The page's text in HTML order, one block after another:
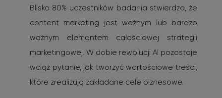
Blisko 80% uczestników badania stwierdza, że
content marketing jest ważnym lub bardzo
ważnym elementem całościowej strategii
marketingowej. W dobie rewolucji AI pozostaje
wciąż pytanie, jak tworzyć wartościowe treści,
które zrealizują zakładane cele biznesowe.